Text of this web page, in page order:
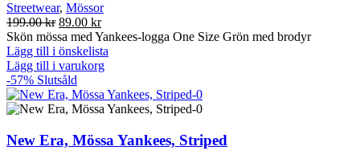
Streetwear, Mössor
199.00kr Det
ursprungliga
priset
var:
199.00 kr.
89.00 krDet
nuvarande
priset
är:
Skön mössa med Yankees-logga One Size Grön med brodyr
Lägg till i önskelista
Lägg till i varukorg
-57% Slutsåld
New Era, Mössa Yankees, Striped